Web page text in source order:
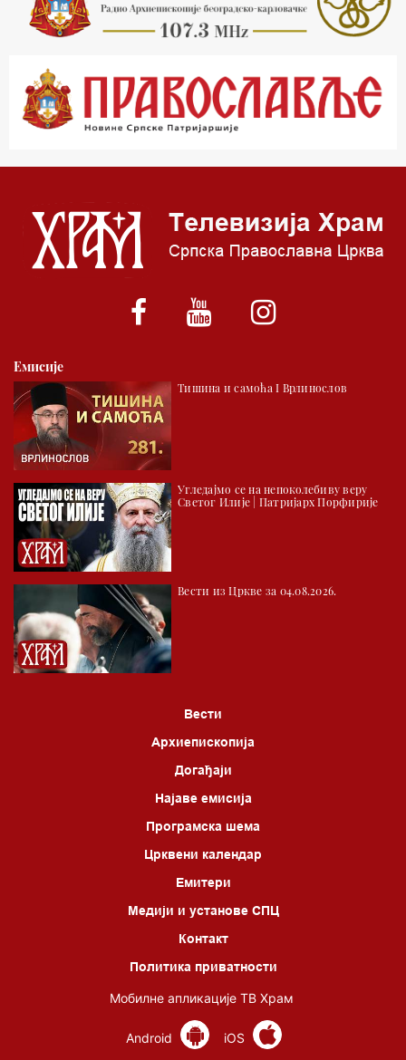
18.30 Врлинослов
19.40 Вечерње молитве
20.00 Вести из Цркве
20.15 Реч Архијереја
00.03 Црквена предавања и трибине
01.03 Српски јерарси
01.30 Хроника Архиепископије
02.30 Млади у Цркви
03.03 Палета културног наслеђа
04.00 Час историје
05.30 Храм културе
06.00 Црквена предавања и трибине
*најважније вести емитујемо на сваки пун сат
Емисије
Тишина и самоћа I Врлинослов
Угледајмо се на непоколебиву веру
Светог Илије | Патријарх Порфирије
Вести из Цркве за 04.08.2026.
Вести
Архиепископија
Догађаји
Најаве емисија
Програмска шема
Црквени календар
Емитери
Медији и установе СПЦ
Контакт
Политика приватности
Мобилне апликације ТВ Храм
Android iOS